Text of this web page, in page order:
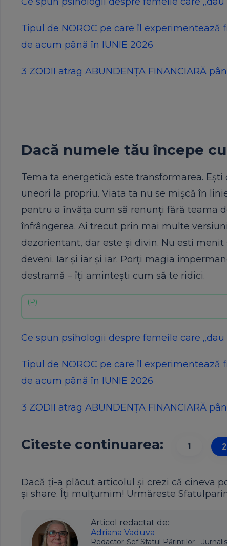
Tipul de NOROC pe care îl experimentează
de acum până în IUNIE 2026
3 ZODII atrag ABUNDENȚA FINANCIARĂ
Dacă numele tău începe cu
Tema ta energetică este transformarea.
uneori la propriu. Viața ta nu se mișcă în
pentru a învăța cum să renunți fără teama
înfrângerea. Ai trecut prin mai multe
dezorientant, dar este și divin. Nu ești
deveni. Iar și iar și iar. Porți magia
destramă – îți amintești cum să te ridici.
Ce spun psihologii despre femeile care
Tipul de NOROC pe care îl experimentează
de acum până în IUNIE 2026
3 ZODII atrag ABUNDENȚA FINANCIARĂ
Citeste continuarea: 1 2
Dacă ți-a plăcut articolul și crezi că cineva
și share. Îți mulțumim! Urmărește
Articol redactat de:
Adriana Vaduva
Redactor-Șef Sfatul Părinților -